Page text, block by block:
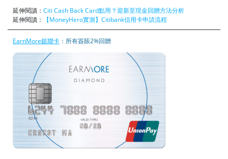
延伸閱讀： Citi Cash Back Card點用？迎新至現金回贈方法分析
延伸閱讀：
【MoneyHero實測】Citibank信用卡申請流程
EarnMore銀聯卡 ：所有簽賬2%回贈